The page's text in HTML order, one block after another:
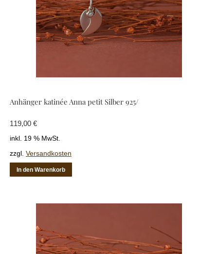
Anhänger katinée Anna petit Silber 925/
119,00 €
inkl. 19 % MwSt.
zzgl. Versandkosten
In den Warenkorb